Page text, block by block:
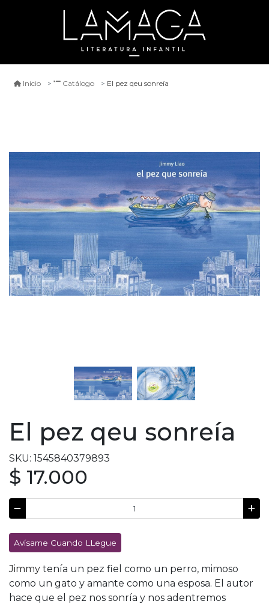
Inicio Catálogo El pez qeu sonreía
El pez qeu sonreía
SKU: 1545840379893
$ 17.000
Avísame Cuando LLegue
Jimmy tenía un pez fiel como un perro, mimoso
como un gato y amante como una esposa. El autor
hace que el pez nos sonría y nos adentremos